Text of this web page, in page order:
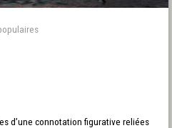
d’une connotation figurative reliées